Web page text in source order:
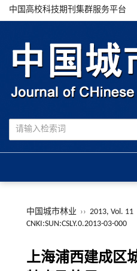
中国高校科技期刊集群服务平台
中国城市林业 ›› 2013, Vol. 11
CNKI:SUN:CSLY.0.2013-03-000
上海浦西建成区